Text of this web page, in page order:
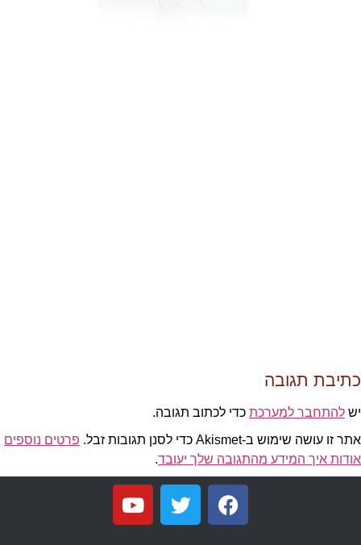
כתיבת תגובה
יש להתחבר למערכת כדי לכתוב תגובה.
אתר זו עושה שימוש ב-Akismet כדי לסנן תגובות זבל.
פרטים נוספים
אודות איך המידע מהתגובה שלך יעובד.